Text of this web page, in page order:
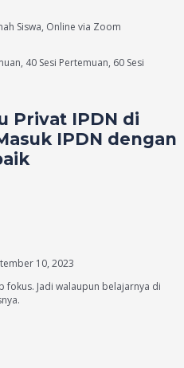
Siswa, Online via Zoom
40 Sesi Pertemuan, 60 Sesi
Privat IPDN di
IPDN dengan
10, 2023
fokus. Jadi walaupun belajarnya di